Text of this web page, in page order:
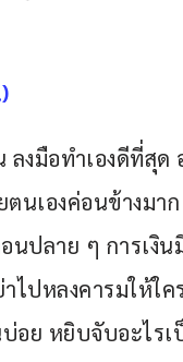
ลงมือทำเองดีที่สุ
นเองค่อนข้างมา
อนปลาย ๆ การเ
าไปหลงคารมให้
อย หยิบจับอะไร